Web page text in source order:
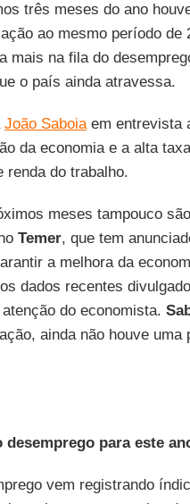
três meses do ano
ao mesmo período
mais na fila do
o país ainda atravessa.
João Saboiaem entrevista
da economia e a alta
renda do trabalho.
meses tampouco
Temer, que tem
a melhora da
dados recentes
do economista.
ainda não houve
para este
vem registrando